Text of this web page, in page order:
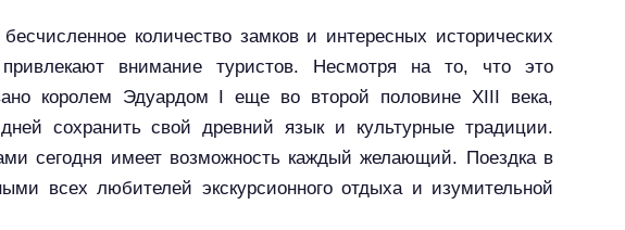
количество замков и интересных исторических
привлекают внимание туристов. Несмотря на то, что это
королем Эдуардом I еще во второй половине XIII века,
сохранить свой древний язык и культурные традиции.
сегодня имеет возможность каждый желающий. Поездка в
всех любителей экскурсионного отдыха и изумительной